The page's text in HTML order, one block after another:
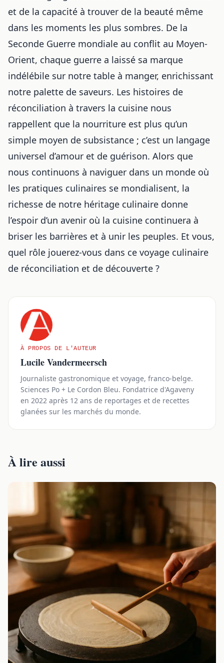
et de la capacité à trouver de la beauté même
dans les moments les plus sombres. De la
Seconde Guerre mondiale au conflit au Moyen-
Orient, chaque guerre a laissé sa marque
indélébile sur notre table à manger, enrichissant
notre palette de saveurs. Les histoires de
réconciliation à travers la cuisine nous
rappellent que la nourriture est plus qu’un
simple moyen de subsistance ; c’est un langage
universel d’amour et de guérison. Alors que
nous continuons à naviguer dans un monde où
les pratiques culinaires se mondialisent, la
richesse de notre héritage culinaire donne
l’espoir d’un avenir où la cuisine continuera à
briser les barrières et à unir les peuples. Et vous,
quel rôle jouerez-vous dans ce voyage culinaire
de réconciliation et de découverte ?
À PROPOS DE L'AUTEUR
Lucile Vandermeersch
Journaliste gastronomique et voyage, franco-belge.
Sciences Po + Le Cordon Bleu. Fondatrice d'Agaveny
en 2022 après 12 ans de reportages et de recettes
glanées sur les marchés du monde.
À lire aussi